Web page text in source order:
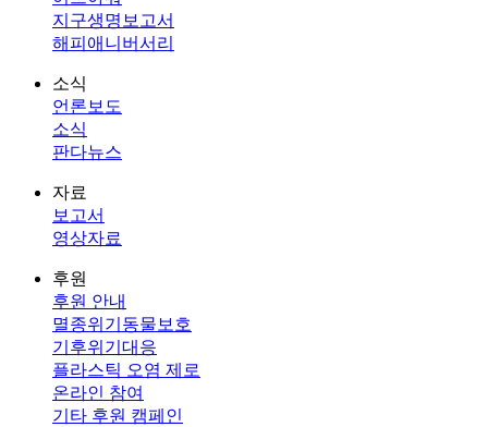
지구생명보고서
해피애니버서리
소식
언론보도
소식
판다뉴스
자료
보고서
영상자료
후원
후원 안내
멸종위기동물보호
기후위기대응
플라스틱 오염 제로
온라인 참여
기타 후원 캠페인